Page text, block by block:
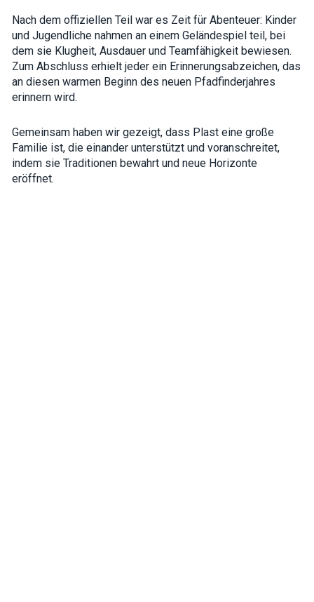
Nach dem offiziellen Teil war es Zeit für Abenteuer: Kinder
und Jugendliche nahmen an einem Geländespiel teil, bei
dem sie Klugheit, Ausdauer und Teamfähigkeit bewiesen.
Zum Abschluss erhielt jeder ein Erinnerungsabzeichen, das
an diesen warmen Beginn des neuen Pfadfinderjahres
erinnern wird.
Gemeinsam haben wir gezeigt, dass Plast eine große
Familie ist, die einander unterstützt und voranschreitet,
indem sie Traditionen bewahrt und neue Horizonte
eröffnet.
site, you
increase the
chance of
seeing
personalized
content and
offers.